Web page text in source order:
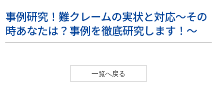
事例研究！難クレームの実状と対応～その
時あなたは？事例を徹底研究します！～
一覧へ戻る